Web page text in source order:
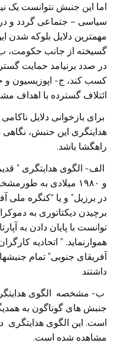
اما این جنبش نتوانست یک
سیاسی – جتماعی گردد و
مهمترین دلایل بلوکه
گسیخته از جانب حکومت،
در صدد برنیامد حمایت
کسب کند، ج- اپوزیسیون و
ائتلاف گسترده با اهداف
برای بازخوانی دلایل
هدایتگری این حنبش، نگاهی
راهگشا باشد.
و ۱۹۸۰ میلادی به
در برزیل” و یا “کنگره ملی
برچیدن دیکتاتوری به
توانست با پایان دادن به
هموارنماید. ” اتحادیه
آفریقای جنوبی” تمام
داشتند
ب- مشخصه الگوی
جنبش های گوناگون به
است. این الگوی هدایتگری
مشاهده شده است.